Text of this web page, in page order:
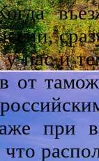
нас и
от
при